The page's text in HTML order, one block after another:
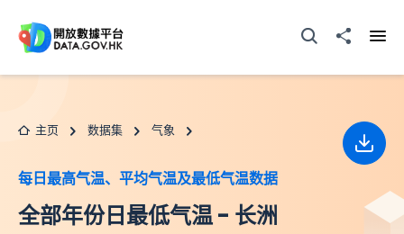
打开搜寻器分享至
主页 数据集 气象
每日最高气温、平均气温及最低气温数据
全部年份日最低气温 - 长洲
下载